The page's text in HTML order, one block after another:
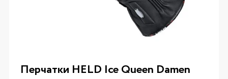
Перчатки HELD Ice Queen Damen